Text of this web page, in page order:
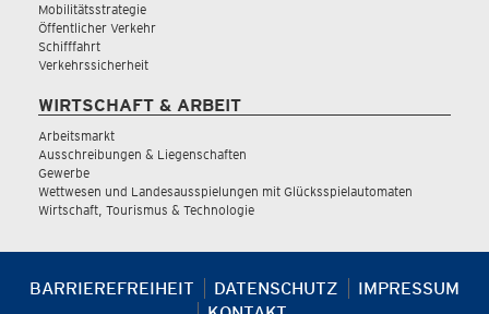
Mobilitätsstrategie
Öffentlicher Verkehr
Schifffahrt
Verkehrssicherheit
WIRTSCHAFT & ARBEIT
Arbeitsmarkt
Ausschreibungen & Liegenschaften
Gewerbe
Wettwesen und Landesausspielungen mit Glücksspielautomaten
Wirtschaft, Tourismus & Technologie
BARRIEREFREIHEIT DATENSCHUTZ
IMPRESSUM